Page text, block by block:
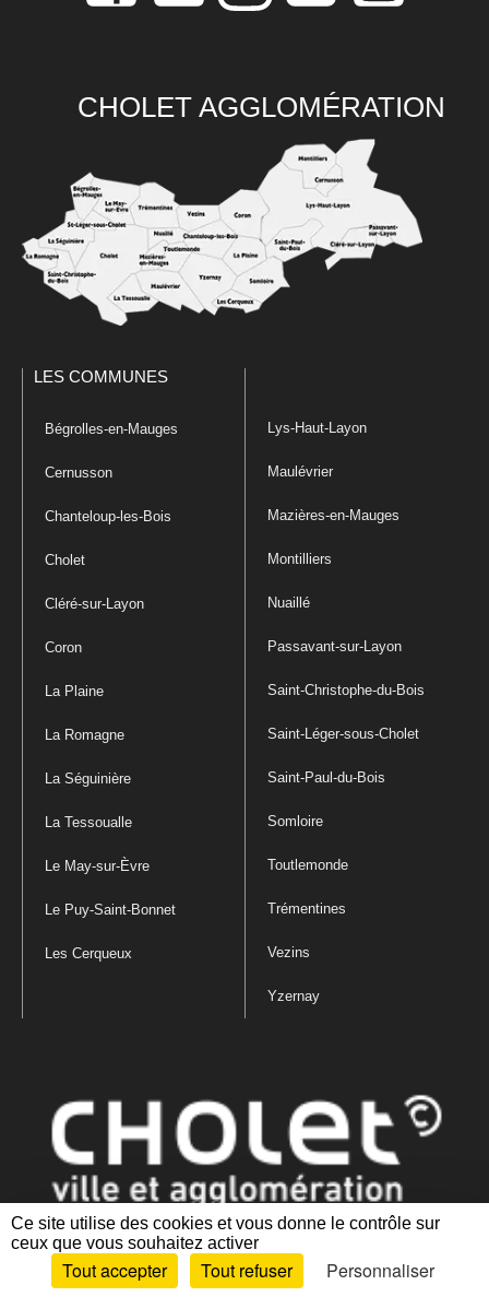
Ce site utilise des cookies et vous donne le contrôle sur
ceux que vous souhaitez activer
Tout accepter Tout refuser
Personnaliser
CHOLET AGGLOMÉRATION
LES COMMUNES
Bégrolles-en-Mauges
Cernusson
Chanteloup-les-Bois
Cholet
Cléré-sur-Layon
Coron
La Plaine
La Romagne
La Séguinière
La Tessoualle
Le May-sur-Èvre
Le Puy-Saint-Bonnet
Les Cerqueux
Lys-Haut-Layon
Maulévrier
Mazières-en-Mauges
Montilliers
Nuaillé
Passavant-sur-Layon
Saint-Christophe-du-Bois
Saint-Léger-sous-Cholet
Saint-Paul-du-Bois
Somloire
Toutlemonde
Trémentines
Vezins
Yzernay
Mentions légales|Politique de confidentialité
des cookies |Plan du site Accessibilité : partiellement conforme